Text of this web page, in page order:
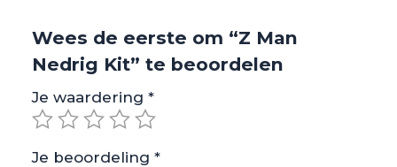
Wees de eerste om “Z Man
Nedrig Kit” te beoordelen
Je waardering *
Je beoordeling *